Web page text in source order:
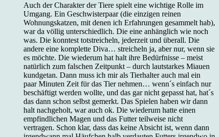
Auch der Charakter der Tiere spielt eine wichtige Rolle im
Umgang. Ein Geschwisterpaar (die einzigen reinen
Wohnungskatzen, mit denen ich Erfahrungen gesammelt hab),
war da völlig unterschiedlich. Die eine anhänglich wie noch
was. Die konntest totstreicheln, jederzeit und überall. Die
andere eine komplette Diva… streicheln ja, aber nur, wenn sie
es möchte. Die wiederum hat halt ihre Bedürfnisse – meist
natürlich zum falschen Zeitpunkt – durch lautstarkes Miauen
kundgetan. Dann muss ich mir als Tierhalter auch mal ein
paar Minuten Zeit für das Tier nehmen… wenn´s einfach nur
beschäftigt werden wollte, und das gar nicht gepasst hat, hat´s
das dann schon selbst gemerkt. Das Spielen haben wir dann
halt nachgeholt, war auch ok. Die wiederum hatte einen
empfindlichen Magen und das Futter teilweise nicht
vertragen. Schon klar, dass das keine Absicht ist, wenn dann